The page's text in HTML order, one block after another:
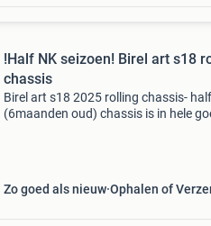
!Half NK seizoen! Birel art s18
chassis
Birel art s18 2025 rolling chassis-
(6maanden oud) chassis is in hele
Zo goed als nieuw Ophalen of